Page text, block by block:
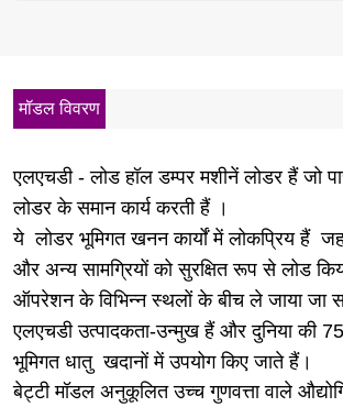
मॉडल विवरण
एलएचडी - लोड हॉल डम्पर मशीनें लोडर हैं जो
लोडर के समान कार्य करती हैं ।
येलोडर भूमिगत खनन कार्यों में लोकप्रिय हैं
और अन्य सामग्रियों को सुरक्षित रूप से लोड
ऑपरेशन के विभिन्न स्थलों के बीच ले जाया जा
एलएचडी उत्पादकता-उन्मुख हैं और दुनिया की
भूमिगत धातुखदानों में उपयोग किए जाते हैं।
बेट्टी मॉडल अनुकूलित उच्च गुणवत्ता वाले